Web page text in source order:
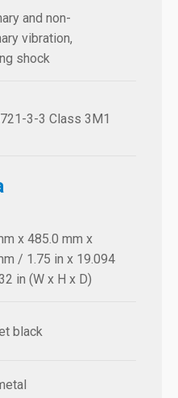
and non-
vibration,
shock
3-3 Class 3M1
x 485.0 mm x
/ 1.75 in x 19.094
in (W x H x D)
black